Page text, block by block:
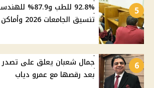
5
92.8% للطب
تنسيق الجامعات 2026 وأماكن المرحلة الثانية
6
جمال شعبان يعلق على تصدر
بعد رقصها مع عمرو دياب